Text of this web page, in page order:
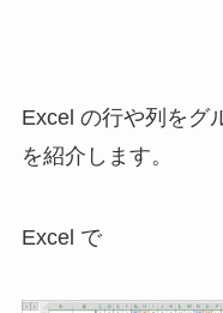
Excel の行や列をグ
を紹介します。
Excel で